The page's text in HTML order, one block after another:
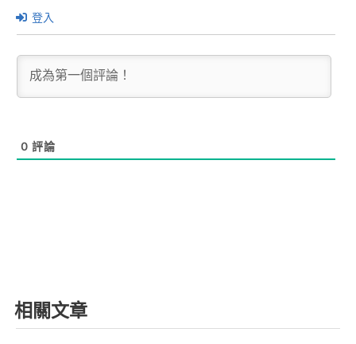
登入
0 評論
相關文章